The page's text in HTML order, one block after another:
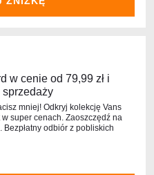
w cenie od 79,99 zł i
sprzedaży
mniej! Odkryj kolekcję Vans
super cenach. Zaoszczędź na
odbiór z pobliskich